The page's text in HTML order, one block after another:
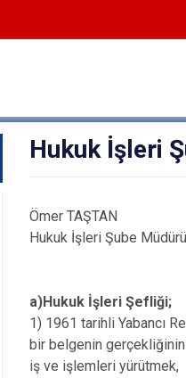
Hukuk İşleri
Ömer TAŞTAN
Hukuk İşleri Şube Müdürü
a)Hukuk İşleri Şefliği;
1) 1961 tarihli Yabancı
bir belgenin
iş ve işlemleri yürütmek,